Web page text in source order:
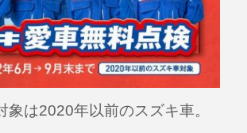
象は2020年以前のスズキ車。